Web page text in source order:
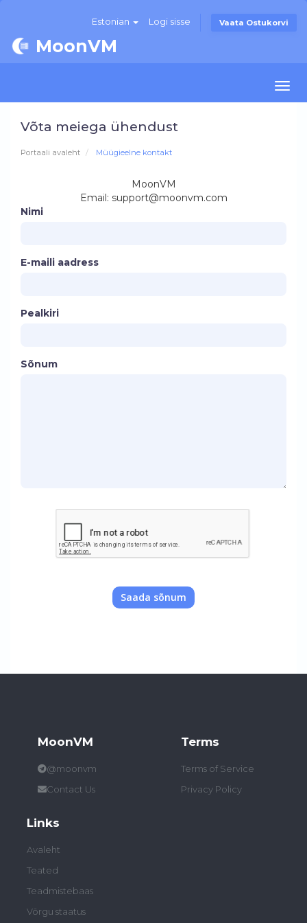
Estonian Logi sisse Vaata Ostukorvi
MoonVM
Võta meiega ühendust
Portaali avaleht Müügieelne kontakt
MoonVM
Email: support@moonvm.com
Nimi
E-maili aadress
Pealkiri
Sõnum
Saada sõnum
MoonVM
@moonvm
Contact Us
Terms
Terms of Service
Privacy Policy
Links
Avaleht
Teated
Teadmistebaas
Võrgu staatus